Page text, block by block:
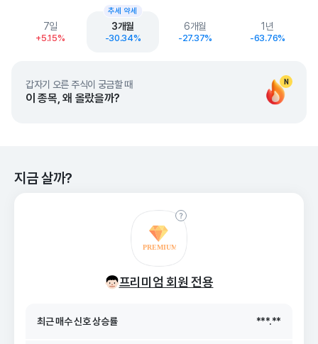
End of interactive chart.
7일
+5.15%
3개월
-30.34%
추세 약세
6개월
-27.37%
1년
-63.76%
N
갑자기 오른 주식이 궁금할 때
이 종목, 왜 올랐을까?
지금 살까?
프리미엄 회원 전용
26. 08/07
최근 매수 신호 상승률 ***.**